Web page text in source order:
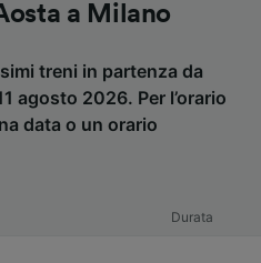
a Milano
treni in partenza da
agosto 2026. Per l’orario
data o un orario
Durata